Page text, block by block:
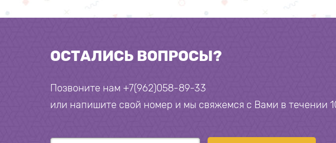
ОСТАЛИСЬ ВОПРОСЫ?
Позвоните нам +7(962)058-89-33
или напишите свой номер и мы свяжемся с Вами в течении